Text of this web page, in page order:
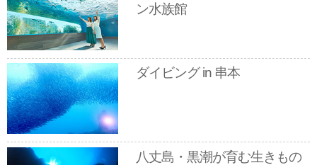
ン水族館
ダイビング in 串本
八丈島・黒潮が育む生きもの